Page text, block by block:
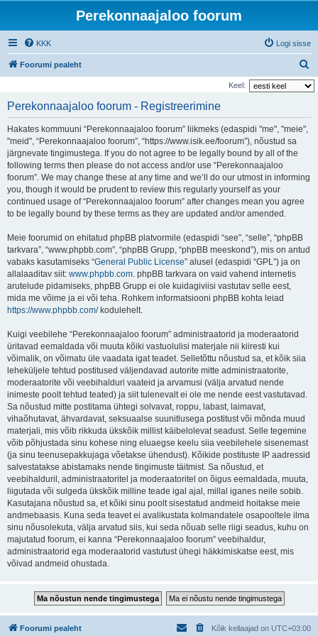
Perekonnaajaloo foorum
KKK Logi sisse
Foorumi pealeht
t
Keel:
Perekonnaajaloo foorum - Registreerimine
Hakates kommuuni “Perekonnaajaloo foorum” liikmeks (edaspidi "me", "meie",
"meid", “Perekonnaajaloo foorum”, “https://www.isik.ee/foorum”), nõustud sa
järgnevate tingimustega. If you do not agree to be legally bound by all of the
following terms then please do not access and/or use “Perekonnaajaloo
foorum”. We may change these at any time and we’ll do our utmost in informing
you, though it would be prudent to review this regularly yourself as your
continued usage of “Perekonnaajaloo foorum” after changes mean you agree
to be legally bound by these terms as they are updated and/or amended.
Meie foorumid on ehitatud phpBB platvormile (edaspidi “see”, “selle”, “phpBB
tarkvara”, “www.phpbb.com”, “phpBB Grupp, “phpBB meeskond”), mis on antud
vabaks kasutamiseks “General Public License” alusel (edaspidi “GPL”) ja on
allalaaditav siit: www.phpbb.com. phpBB tarkvara on vaid vahend internetis
arutelude pidamiseks, phpBB Grupp ei ole kuidagiviisi vastutav selle eest,
mida me võime ja ei või teha. Rohkem informatsiooni phpBB kohta leiad
https://www.phpbb.com/kodulehelt.
Kuigi veebilehe “Perekonnaajaloo foorum” administraatorid ja moderaatorid
üritavad eemaldada või muuta kõiki vastuolulisi materjale nii kiiresti kui
võimalik, on võimatu üle vaadata igat teadet. Selletõttu nõustud sa, et kõik siia
leheküljele tehtud postitused väljendavad autorite mitte administraatorite,
moderaatorite või veebihalduri vaateid ja arvamusi (välja arvatud nende
inimeste poolt tehtud teated) ja siit tulenevalt ei ole me nende eest vastutavad.
Sa nõustud mitte postitama ühtegi solvavat, roppu, labast, laimavat,
vihaõhutavat, ähvardavat, seksuaalse suunitlusega postitust või mõnda muud
materjali, mis võib rikkuda ükskõik millist käibelolevat seadust. Selle tegemine
võib põhjustada sinu kohese ning eluaegse keelu siia veebilehele sisenemast
(ja sinu teenusepakkujaga võetakse ühendust). Kõikide postituste IP aadressid
salvestatakse abistamaks nende tingimuste täitmist. Sa nõustud, et
veebihalduril, administraatoritel ja moderaatoritel on õigus eemaldada, muuta,
liigutada või sulgeda ükskõik milline teade igal ajal, millal iganes neile sobib.
Kasutajana nõustud sa, et kõiki sinu poolt sisestatud andmeid hoitakse meie
andmebaasis. Kuna seda teavet ei avalikustata kolmandatele osapooltele ilma
sinu nõusolekuta, välja arvatud siis, kui seda nõuab selle riigi seadus, kuhu on
majutatud foorum, ei kanna “Perekonnaajaloo foorum” veebihaldur,
administraatorid ega moderaatorid vastutust ühegi häkkimiskatse eest, mis
võivad andmeid ohustada.
Foorumi pealeht Kõik kellaajad on UTC+03:00